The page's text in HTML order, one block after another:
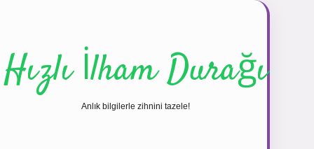
Hızlı İlham Durağı
Anlık bilgilerle zihnini tazele!